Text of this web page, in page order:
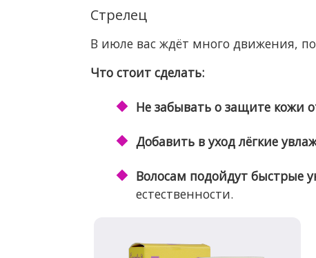
Стрелец
В июле вас ждёт много движения,
Что стоит сделать:
Не забывать о защите кожи
Добавить в уход лёгкие
Волосам подойдут быстрые
естественности.